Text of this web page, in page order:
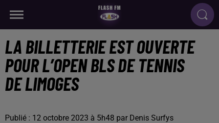
LA BILLETTERIE EST OUVERTE
POUR L’OPEN BLS DE TENNIS
DE LIMOGES
Publié : 12 octobre 2023 à 5h48 par Denis Surfys